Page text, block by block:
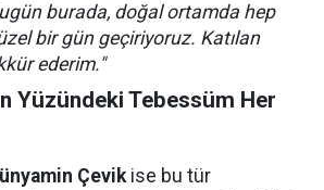
burada, doğal ortamda hep
bir gün geçiriyoruz. Katılan
ederim."
Yüzündeki Tebessüm Her
Çevikise bu tür